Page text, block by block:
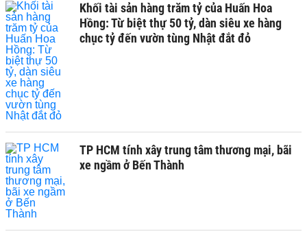
Khối tài sản hàng trăm tỷ của Huấn Hoa
Hồng: Từ biệt thự 50 tỷ, dàn siêu xe hàng
chục tỷ đến vườn tùng Nhật đắt đỏ
TP HCM tính xây trung tâm thương mại, bãi
xe ngầm ở Bến Thành